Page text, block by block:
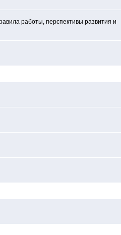
работы, перспективы развития и